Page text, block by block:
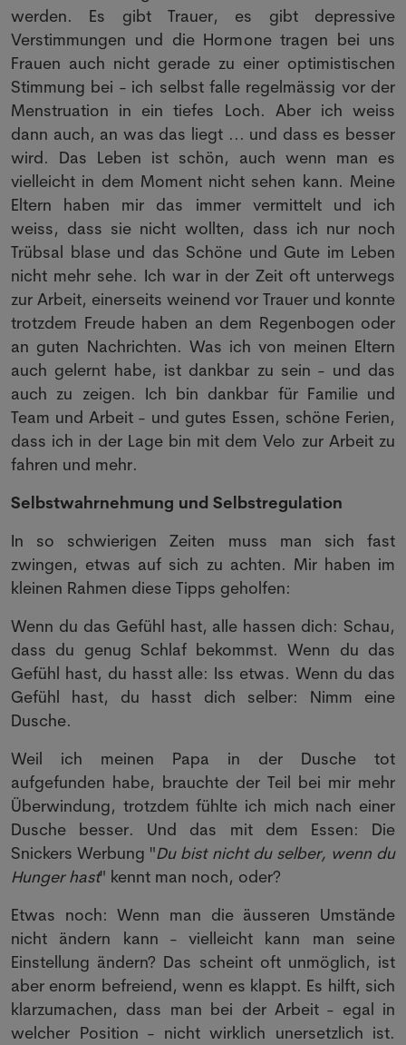
werden. Es gibt Trauer, es gibt depressive
Verstimmungen und die Hormone tragen bei uns
Frauen auch nicht gerade zu einer optimistischen
Stimmung bei - ich selbst falle regelmässig vor der
Menstruation in ein tiefes Loch. Aber ich weiss
dann auch, an was das liegt ... und dass es besser
wird. Das Leben ist schön, auch wenn man es
vielleicht in dem Moment nicht sehen kann. Meine
Eltern haben mir das immer vermittelt und ich
weiss, dass sie nicht wollten, dass ich nur noch
Trübsal blase und das Schöne und Gute im Leben
nicht mehr sehe. Ich war in der Zeit oft unterwegs
zur Arbeit, einerseits weinend vor Trauer und konnte
trotzdem Freude haben an dem Regenbogen oder
an guten Nachrichten. Was ich von meinen Eltern
auch gelernt habe, ist dankbar zu sein - und das
auch zu zeigen. Ich bin dankbar für Familie und
Team und Arbeit - und gutes Essen, schöne Ferien,
dass ich in der Lage bin mit dem Velo zur Arbeit zu
fahren und mehr.
Selbstwahrnehmung und Selbstregulation
In so schwierigen Zeiten muss man sich fast
zwingen, etwas auf sich zu achten. Mir haben im
kleinen Rahmen diese Tipps geholfen:
Wenn du das Gefühl hast, alle hassen dich: Schau,
dass du genug Schlaf bekommst. Wenn du das
Gefühl hast, du hasst alle: Iss etwas. Wenn du das
Gefühl hast, du hasst dich selber: Nimm eine
Dusche.
Weil ich meinen Papa in der Dusche tot
aufgefunden habe, brauchte der Teil bei mir mehr
Überwindung, trotzdem fühlte ich mich nach einer
Dusche besser. Und das mit dem Essen: Die
Snickers Werbung "Du bist nicht du selber, wenn du
Hunger hast" kennt man noch, oder?
Etwas noch: Wenn man die äusseren Umstände
nicht ändern kann - vielleicht kann man seine
Einstellung ändern? Das scheint oft unmöglich, ist
aber enorm befreiend, wenn es klappt. Es hilft, sich
klarzumachen, dass man bei der Arbeit - egal in
welcher Position - nicht wirklich unersetzlich ist.